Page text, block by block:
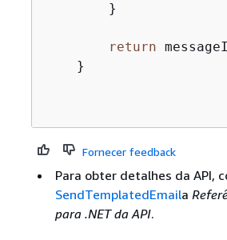
        }
return
    }
Fornecer feedback
Para obter detalhes da API,
SendTemplatedEmaila
para .NET da API.